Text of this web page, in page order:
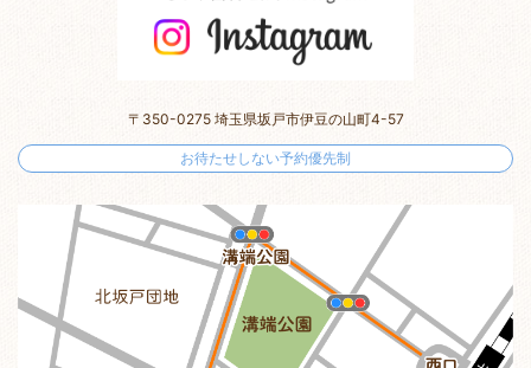
〒350-0275 埼玉県坂戸市伊豆の山町4-57
お待たせしない予約優先制